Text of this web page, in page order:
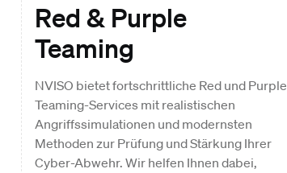
Red & Purple
Teaming
NVISO bietet fortschrittliche Red und Purple
Teaming-Services mit realistischen
Angriffssimulationen und modernsten
Methoden zur Prüfung und Stärkung Ihrer
Cyber-Abwehr. Wir helfen Ihnen dabei,